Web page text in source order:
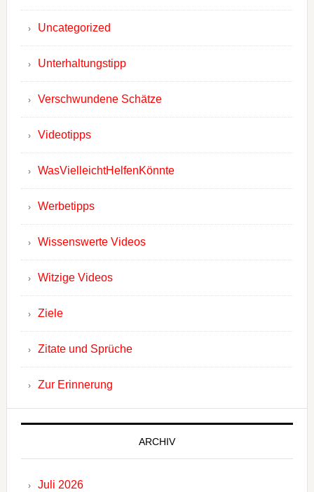
Uncategorized
Unterhaltungstipp
Verschwundene Schätze
Videotipps
WasVielleichtHelfenKönnte
Werbetipps
Wissenswerte Videos
Witzige Videos
Ziele
Zitate und Sprüche
Zur Erinnerung
ARCHIV
Juli 2026